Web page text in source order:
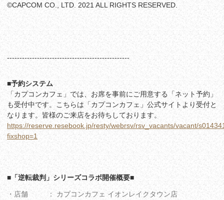
©CAPCOM CO., LTD. 2021 ALL RIGHTS RESERVED.
-------------------------------------------------
■予約システム
「カプコンカフェ」では、お席を事前にご用意する「ネット予約」
も受付中です。こちらは「カプコンカフェ」公式サイトより受付と
なります。皆様のご来店をお待ちしております。
https://reserve.resebook.jp/resty/webrsv/rsv_vacants/vacant/
fixshop=1
■「逆転裁判」シリーズコラボ開催概要■
・店舗
： カプコンカフェ イオンレイクタウン店